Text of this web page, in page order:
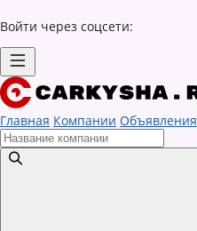
Войти через соцсети:
Главная Компании Объявления